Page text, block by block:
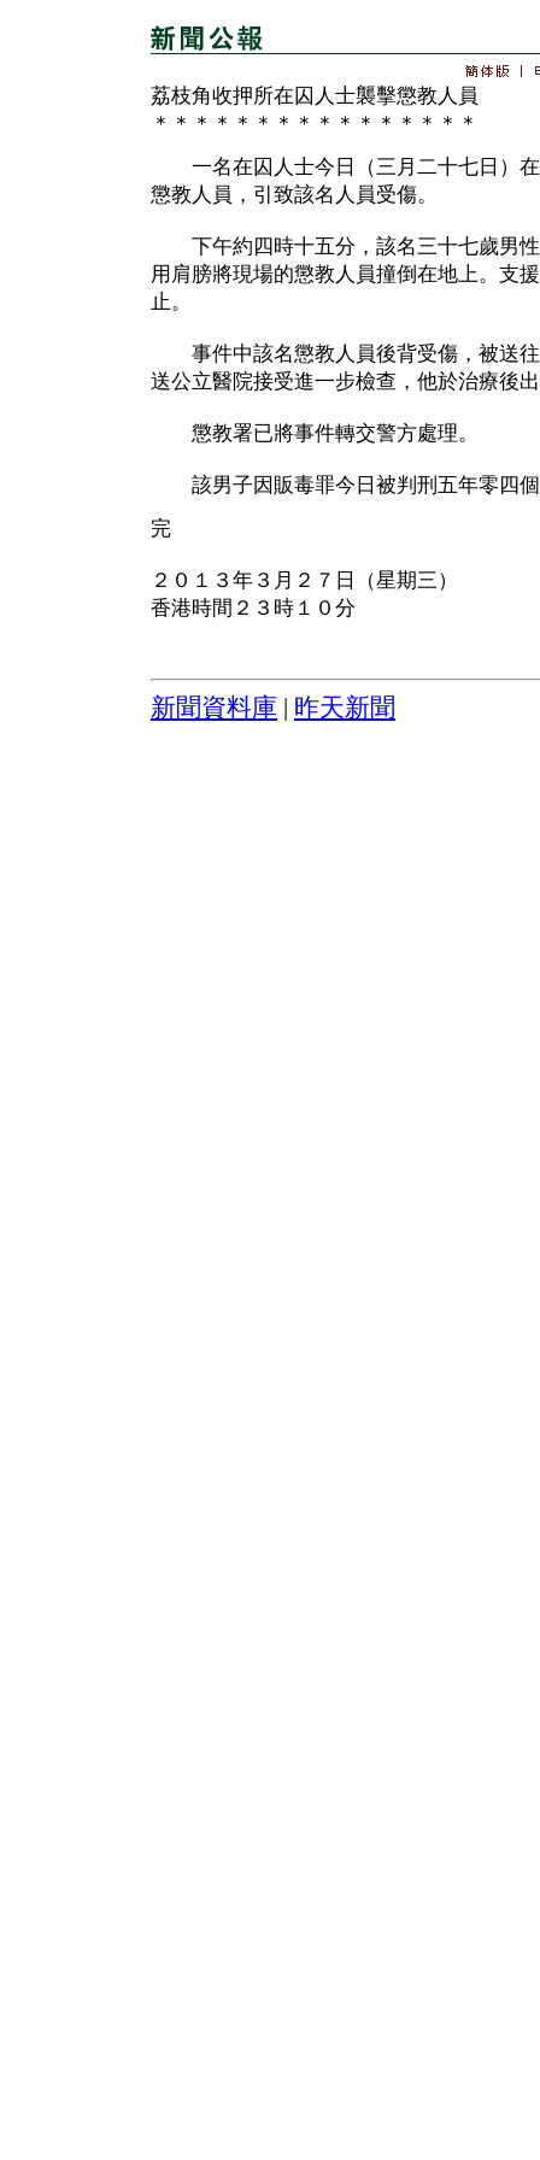
荔枝角收押所在囚人士襲擊懲教人員
＊＊＊＊＊＊＊＊＊＊＊＊＊＊＊＊
一名在囚人士今日（三月二十七日）在
懲教人員，引致該名人員受傷。
下午約四時十五分，該名三十七歲男性
用肩膀將現場的懲教人員撞倒在地上。支
止。
事件中該名懲教人員後背受傷，被送往
送公立醫院接受進一步檢查，他於治療後
懲教署已將事件轉交警方處理。
該男子因販毒罪今日被判刑五年零四
完
２０１３年３月２７日（星期三）
香港時間２３時１０分
新聞資料庫 昨天新聞